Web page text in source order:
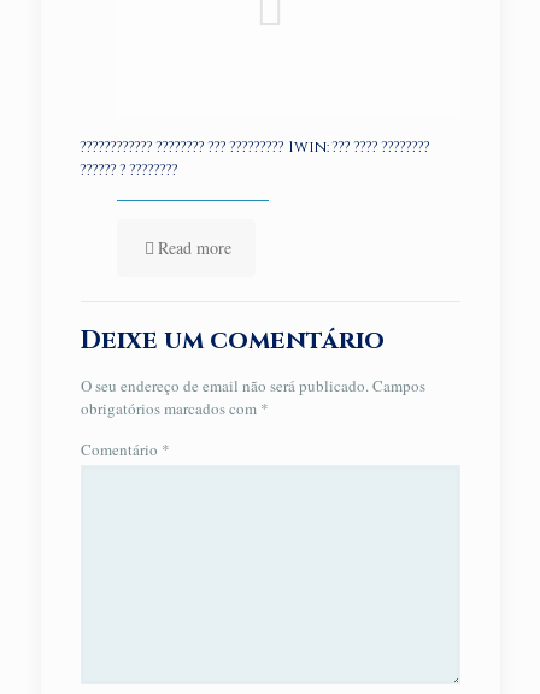
???????????? ???????? ??? ????????? 1win: ??? ???? ????????
?????? ? ????????
Read more
Deixe um comentário
O seu endereço de email não será publicado.Campos
obrigatórios marcados com *
Comentário *